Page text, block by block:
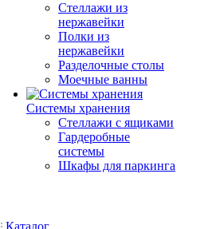
Стеллажи из
нержавейки
Полки из
нержавейки
Разделочные столы
Моечные ванны
Системы хранения
Стеллажи с ящиками
Гардеробные
системы
Шкафы для паркинга
Каталог